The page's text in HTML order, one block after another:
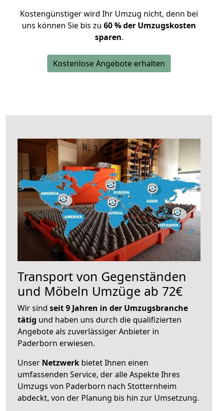
Kostengünstiger wird Ihr Umzug nicht, denn bei
uns können Sie bis zu 60 % der Umzugskosten
sparen.
Kostenlose Angebote erhalten
Transport von Gegenständen
und Möbeln Umzüge ab 72€
Wir sind seit 9 Jahren in der Umzugsbranche
tätig und haben uns durch die qualifizierten
Angebote als zuverlässiger Anbieter in
Paderborn erwiesen.
Unser Netzwerk bietet Ihnen einen
umfassenden Service, der alle Aspekte Ihres
Umzugs von Paderborn nach Stotternheim
abdeckt, von der Planung bis hin zur Umsetzung.